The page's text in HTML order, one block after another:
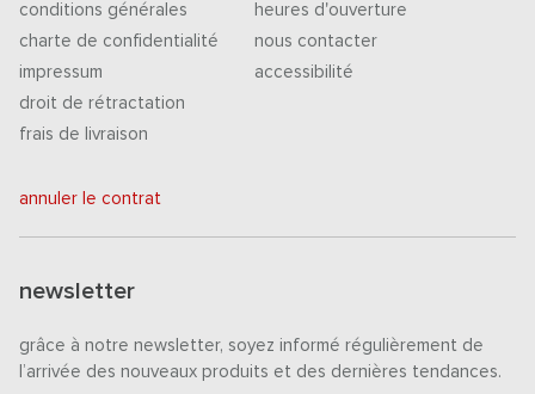
conditions générales
charte de confidentialité
impressum
droit de rétractation
frais de livraison
heures d'ouverture
nous contacter
accessibilité
annuler le contrat
newsletter
grâce à notre newsletter, soyez informé régulièrement de
l’arrivée des nouveaux produits et des dernières tendances.